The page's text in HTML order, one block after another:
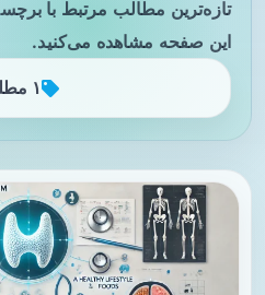
تازه‌ترین مطالب مرتبط با
این صفحه مشاهده می‌کنید.
۱ مطلب